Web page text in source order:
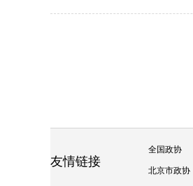
友情链接
全国政协
北京市政协